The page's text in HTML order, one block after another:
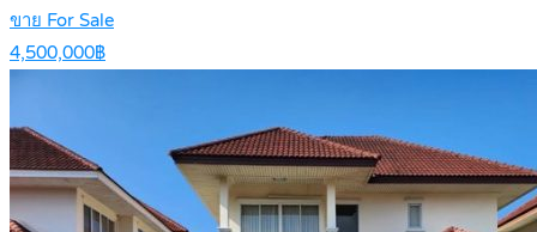
ขาย For Sale
4,500,000฿